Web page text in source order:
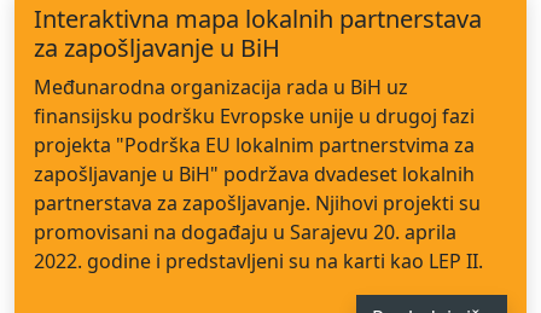
Interaktivna mapa lokalnih partnerstava
za zapošljavanje u BiH
Međunarodna organizacija rada u BiH uz
finansijsku podršku Evropske unije u drugoj fazi
projekta "Podrška EU lokalnim partnerstvima za
zapošljavanje u BiH" podržava dvadeset lokalnih
partnerstava za zapošljavanje. Njihovi projekti su
promovisani na događaju u Sarajevu 20. aprila
2022. godine i predstavljeni su na karti kao LEP II.